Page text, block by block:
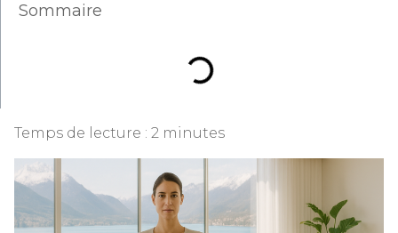
Sommaire
Temps de lecture : 2 minutes